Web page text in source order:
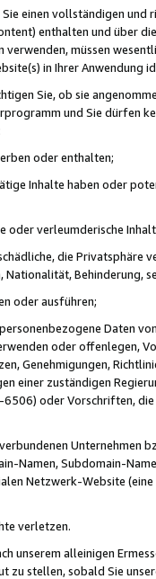
einen vollständigen
enthalten und über
müssen
in Ihrer Anwendung
Sie, ob sie
und Sie dürfen
oder enthalten;
Inhalte haben oder
oder verleumderische
die Privatsphäre
Behinderung,
oder ausführen;
Daten
oder offenlegen,
Genehmigungen,
einer zuständigen
oder Vorschriften,
Unternehmen
Namen, Subdomain-
Netzwerk-Website
verletzen.
unserem alleinigen
zu stellen, sobald Sie